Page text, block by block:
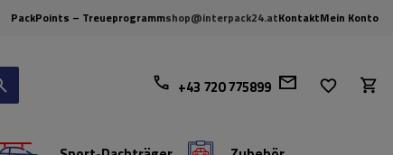
PackPoints – Treueprogrammshop@interpack24.atKontaktMein Konto
+43 720 775899